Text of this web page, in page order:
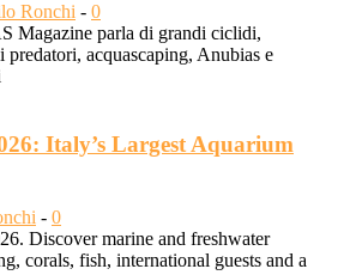
Ronchi - 0
Magazine parla di grandi ciclidi,
predatori, acquascaping, Anubias e
Italy’s Largest Aquarium
- 0
Discover marine and freshwater
corals, fish, international guests and a